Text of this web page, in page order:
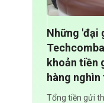
Những 'đại
khoản tiền
hàng nghìn
Tổng tiền gửi